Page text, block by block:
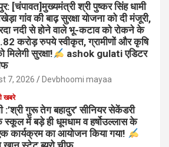
[चंपावत]मुख्यमंत्री श्री पुष्कर सिंह धामी
गांव की बाढ़ सुरक्षा योजना को दी मंजूरी,
नदी से होने वाले भू-कटाव को रोकने के
करोड़ रुपये स्वीकृत, ग्रामीणों और कृषि
मिलेगी सुरक्षा!
ashok gulati एडिटर
7, 2026 Devbhoomi mayaa
खबरे
:’श्री गुरू तेग बहादुर’ सीनियर सेकेंडरी
स्कूल में बड़े ही धूमधाम व हर्षोउल्लास के
कार्यक्रम का आयोजन किया गया!